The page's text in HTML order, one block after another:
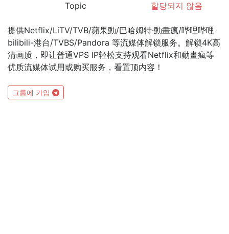
Topic
할당되지 않음
提供Netflix/LiTV/TVB/蘋果動/巴哈姆特·動畫瘋/哔哩哔哩
bilibili-港台/TVBS/Pandora 等流媒体解锁服务。解锁4K高
清画质，即让普通VPS IP轻松支持观看Netflix和動畫瘋等
优质流媒体试用或购买服务，看置顶内容！
그룹에 가입